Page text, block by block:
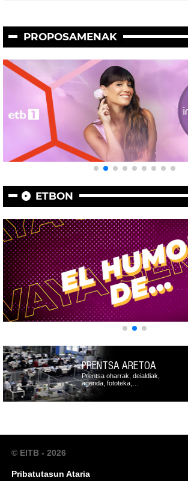
PROPOSAMENAK
ETBON
PRENTSA ARETOA
Prentsa oharrak, deialdiak,
agenda, fototeka,…
© EITB - 2026
Pribatutasun Ataria